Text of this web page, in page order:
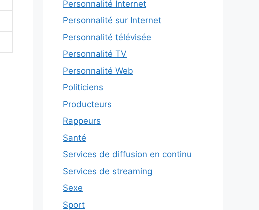
Personnalité Internet
Personnalité sur Internet
Personnalité télévisée
Personnalité TV
Personnalité Web
Politiciens
Producteurs
Rappeurs
Santé
Services de diffusion en continu
Services de streaming
Sexe
Sport